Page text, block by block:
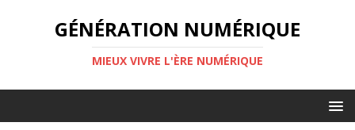
GÉNÉRATION NUMÉRIQUE
MIEUX VIVRE L'ÈRE NUMÉRIQUE